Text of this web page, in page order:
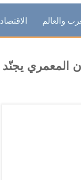
والعالم الاقتصاد
المعمري يجنّد